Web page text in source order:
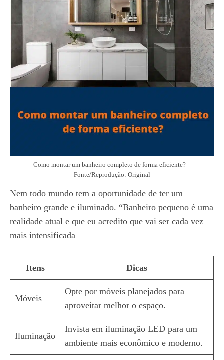
Como montar um banheiro completo de forma eficiente? –
Fonte/Reprodução: Original
Nem todo mundo tem a oportunidade de ter um
banheiro grande e iluminado. “Banheiro pequeno é uma
realidade atual e que eu acredito que vai ser cada vez
mais intensificada
Itens Dicas
Móveis
Opte por móveis planejados para
aproveitar melhor o espaço.
Iluminação
Invista em iluminação LED para um
ambiente mais econômico e moderno.